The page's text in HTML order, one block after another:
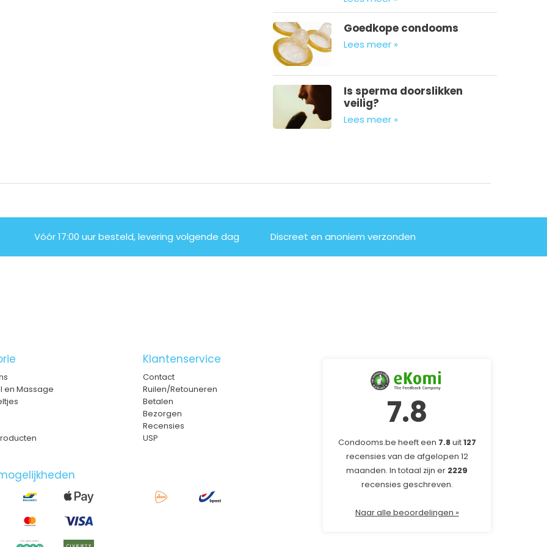
Goedkope condooms
Lees meer »
Is sperma doorslikken
veilig?
Lees meer »
Vóór 17:00 uur besteld, levering volgende dag Discreet en anoniem verzonden
en Massage
Klantenservice
Contact
Ruilen/Retouneren
Betalen
Bezorgen
Recensies
USP
7.8
Condooms.be heeft een 7.8uit127
recensies van de afgelopen 12
maanden. In totaal zijn er 2229
recensies geschreven.
Naar alle beoordelingen »